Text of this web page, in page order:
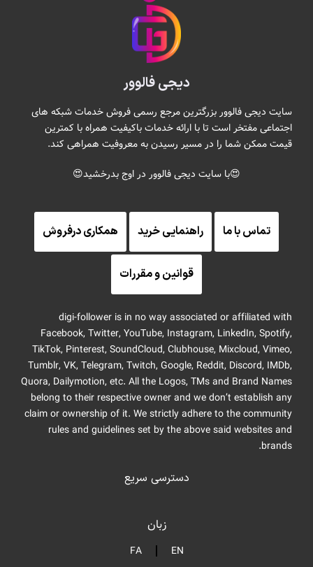
دیجی فالوور
سایت دیجی فالوور بزرگترین مرجع رسمی فروش خدمات شبکه های
اجتماعی مفتخر است تا با ارائه خدمات باکیفیت همراه با کمترین
قیمت ممکن شما را در مسیر رسیدن به معروفیت همراهی کند.
😍با سایت دیجی فالوور در اوج بدرخشید😍
تماس با ما راهنمایی خرید همکاری درفروش
قوانین و مقررات
digi-follower is in no way associated or affiliated with
Facebook, Twitter, YouTube, Instagram, LinkedIn, Spotify,
TikTok, Pinterest, SoundCloud, Clubhouse, Mixcloud, Vimeo,
Tumblr, VK, Telegram, Twitch, Google, Reddit, Discord, IMDb,
Quora, Dailymotion, etc. All the Logos, TMs and Brand Names
belong to their respective owner and we don’t establish any
claim or ownership of it. We strictly adhere to the community
rules and guidelines set by the above said websites and
brands.
دسترسی سریع
زبان
EN
FA